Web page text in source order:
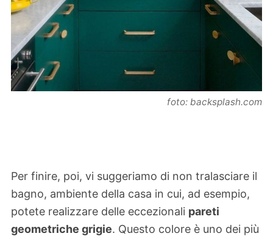
foto: backsplash.com
Per finire, poi, vi suggeriamo di non tralasciare il
bagno, ambiente della casa in cui, ad esempio,
potete realizzare delle eccezionali pareti
geometriche grigie. Questo colore è uno dei più